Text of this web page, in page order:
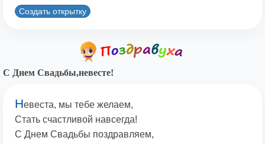
Создать открытку
С Днем Свадьбы,невесте!
Невеста, мы тебе желаем,
Стать счастливой навсегда!
С Днем Свадьбы поздравляем,